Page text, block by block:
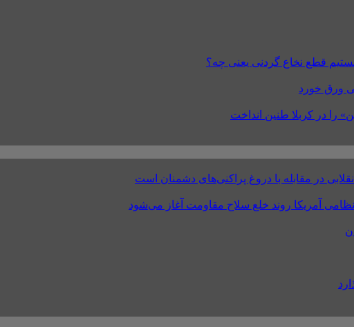
ورق خورد
در مقابله با دروغ پراکنی‌های دشمنان است
آمریکا روند خلع سلاح مقاومت آغاز می‌شود